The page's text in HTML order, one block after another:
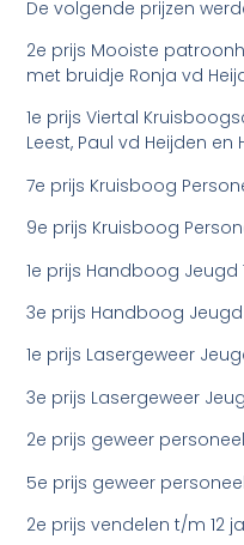
De volgende prijzen
2e prijs Mooiste
met bruidje Ronja vd
1e prijs Viertal
Leest, Paul vd Heijden
7e prijs Kruisboog
9e prijs Kruisboog
1e prijs Handboog
3e prijs Handboog
1e prijs Lasergeweer
3e prijs Lasergeweer
2e prijs geweer
5e prijs geweer
2e prijs vendelen t/m 12